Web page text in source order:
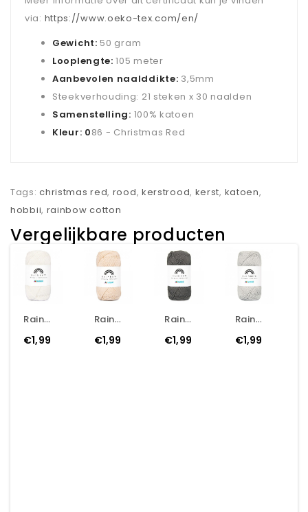
via: https://www.oeko-tex.com/en/
Gewicht: 50 gram
Looplengte:105 meter
Aanbevolen naalddikte: 3,5mm
Steekverhouding: 21 steken x 30 naalden
Samenstelling: 100% katoen
Kleur: 086 - Christmas Red
Tags:christmas red, rood, kerstrood, kerst, katoen,
hobbii, rainbow cotton
Vergelijkbare producten
Rainbow Cotton 8/6 - 002 - Natural White
€1,99
Rainbow Cotton 8/6 - 003 - Nude
€1,99
Rainbow Cotton 8/6 - 011 - Dark Grey
€1,99
Rainbow Cotton 8/6 - 016 - Light Grey
€1,99